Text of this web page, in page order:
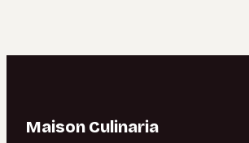
Maison Culinaria